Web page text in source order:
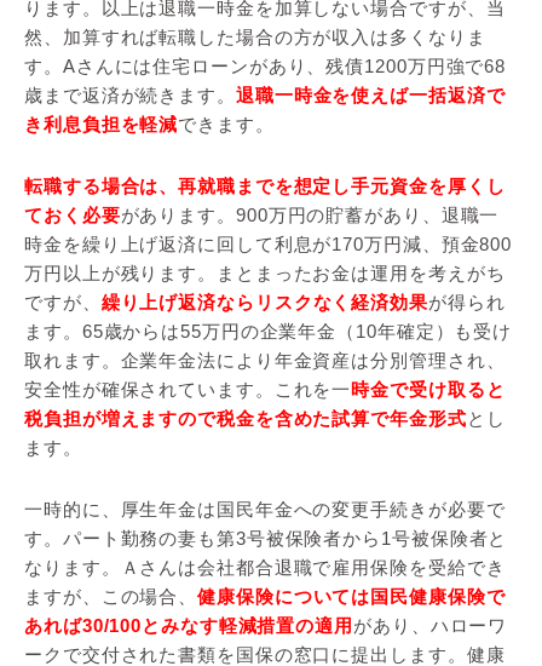
ります。以上は退職一時金を加算しない場合ですが、当
然、加算すれば転職した場合の方が収入は多くなりま
す。Aさんには住宅ローンがあり、残債1200万円強で68
歳まで返済が続きます。 退職一時金を使えば一括返済で
き利息負担を軽減できます。
転職する場合は、再就職までを想定し手元資金を厚くし
ておく必要があります。900万円の貯蓄があり、退職一
時金を繰り上げ返済に回して利息が170万円減、預金800
万円以上が残ります。まとまったお金は運用を考えがち
ですが、 繰り上げ返済ならリスクなく経済効果が得られ
ます。65歳からは55万円の企業年金（10年確定）も受け
取れます。企業年金法により年金資産は分別管理され、
安全性が確保されています。これを一時金で受け取ると
税負担が増えますので税金を含めた試算で年金形式とし
ます。
一時的に、厚生年金は国民年金への変更手続きが必要で
す。パート勤務の妻も第3号被保険者から1号被保険者と
なります。Ａさんは会社都合退職で雇用保険を受給でき
ますが、この場合、健康保険については国民健康保険で
あれば30/100とみなす軽減措置の適用 があり、ハローワ
ークで交付された書類を国保の窓口に提出します。健康